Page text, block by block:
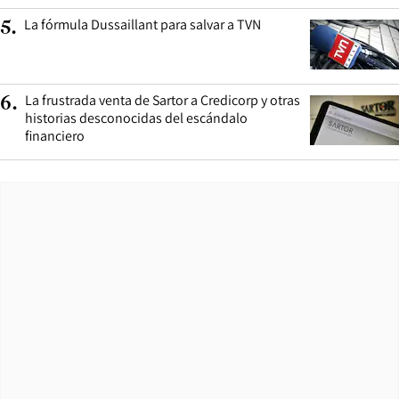
5. La fórmula Dussaillant para salvar a TVN
6. La frustrada venta de Sartor a Credicorp y otras
historias desconocidas del escándalo
financiero